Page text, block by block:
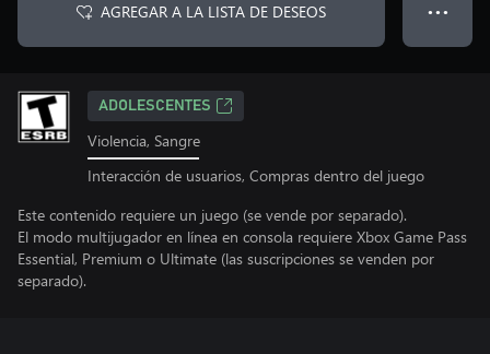
AGREGAR A LA LISTA DE DESEOS ● ● ●
ADOLESCENTES
Violencia, Sangre
Interacción de usuarios, Compras dentro del juego
Este contenido requiere un juego (se vende por separado).
El modo multijugador en línea en consola requiere Xbox Game Pass
Essential, Premium o Ultimate (las suscripciones se venden por
separado).